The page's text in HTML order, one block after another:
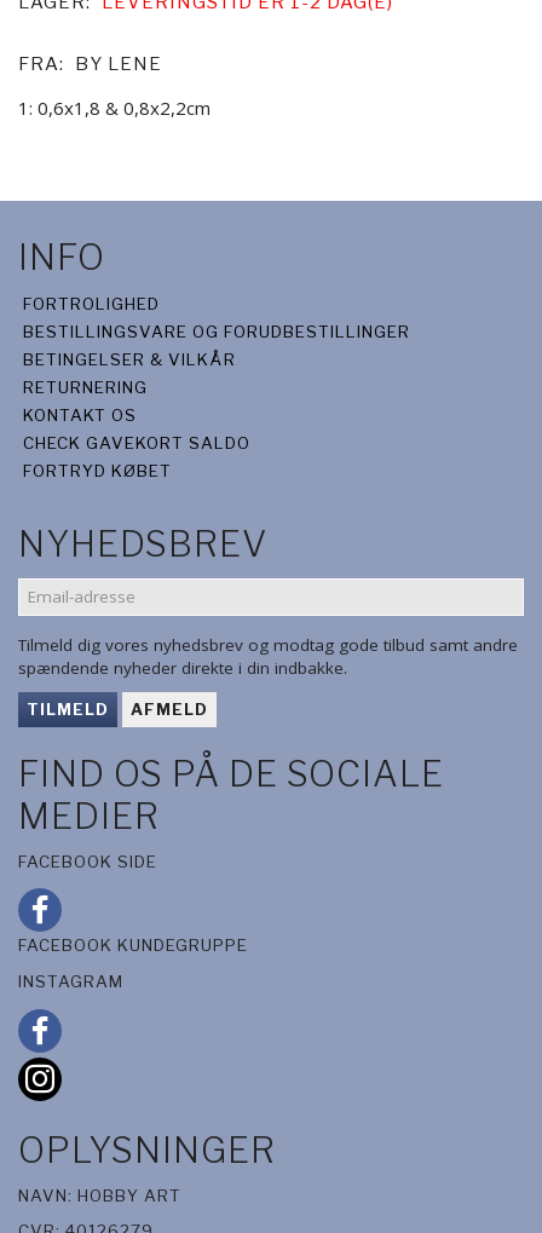
FRA: BY LENE
1: 0,6x1,8 & 0,8x2,2cm
INFO
FORTROLIGHED
BESTILLINGSVARE OG FORUDBESTILLINGER
BETINGELSER & VILKÅR
RETURNERING
KONTAKT OS
CHECK GAVEKORT SALDO
FORTRYD KØBET
NYHEDSBREV
EMAIL-
ADRESSE
Tilmeld dig vores nyhedsbrev og modtag gode tilbud samt andre
spændende nyheder direkte i din indbakke.
TILMELD AFMELD
FIND OS PÅ DE SOCIALE
MEDIER
FACEBOOK SIDE
FACEBOOK KUNDEGRUPPE
INSTAGRAM
OPLYSNINGER
NAVN: HOBBY ART